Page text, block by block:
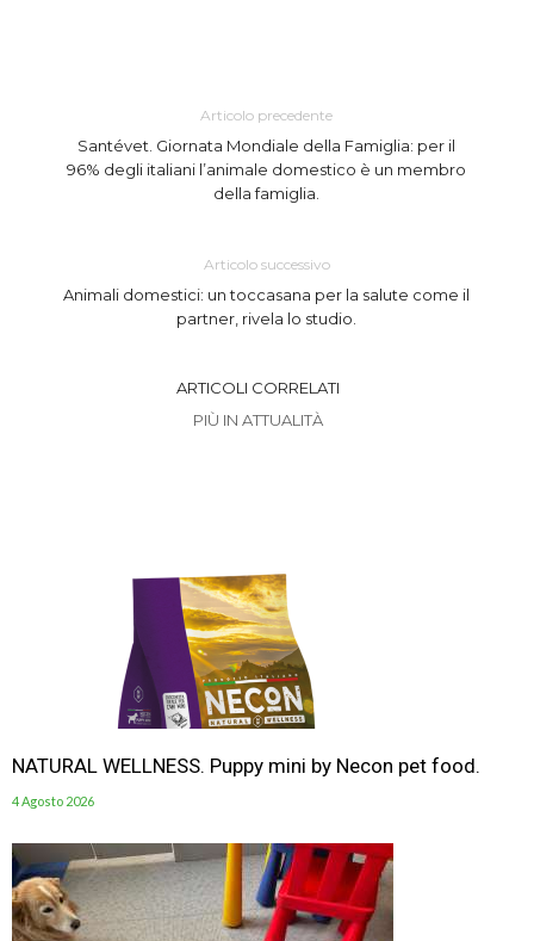
Articolo precedente
Santévet. Giornata Mondiale della Famiglia: per il
96% degli italiani l’animale domestico è un membro
della famiglia.
Articolo successivo
Animali domestici: un toccasana per la salute come il
partner, rivela lo studio.
ARTICOLI CORRELATI
PIÙ IN ATTUALITÀ
NATURAL WELLNESS. Puppy mini by Necon pet food.
4 Agosto 2026